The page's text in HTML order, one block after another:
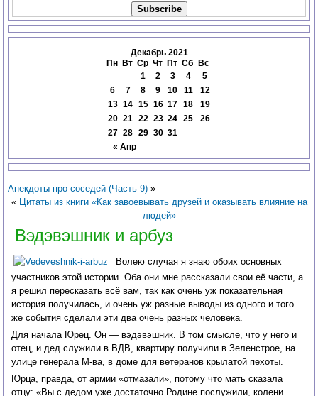
Декабрь 2021
Пн
Вт Ср Чт Пт Сб Вс
« Апр
1 2 3 4
5
6
7 8 9 10 11
12
13 14 15 16 17 18
19
20 21 22 23 24 25
26
27 28 29 30 31
Анекдоты про соседей (Часть 9) »
« Цитаты из книги «Как завоевывать друзей и оказывать влияние на
людей»
Вэдэвэшник и арбуз
Волею случая я знаю обоих основных
участников этой истории. Оба они мне рассказали свои её части, а
я решил пересказать всё вам, так как очень уж показательная
история получилась, и очень уж разные выводы из одного и того
же события сделали эти два очень разных человека.
Для начала Юрец. Он — вэдэвэшник. В том смысле, что у него и
отец, и дед служили в ВДВ, квартиру получили в Зеленстрое, на
улице генерала М-ва, в доме для ветеранов крылатой пехоты.
Юрца, правда, от армии «отмазали», потому что мать сказала
отцу: «Вы с дедом уже достаточно Родине послужили, колени